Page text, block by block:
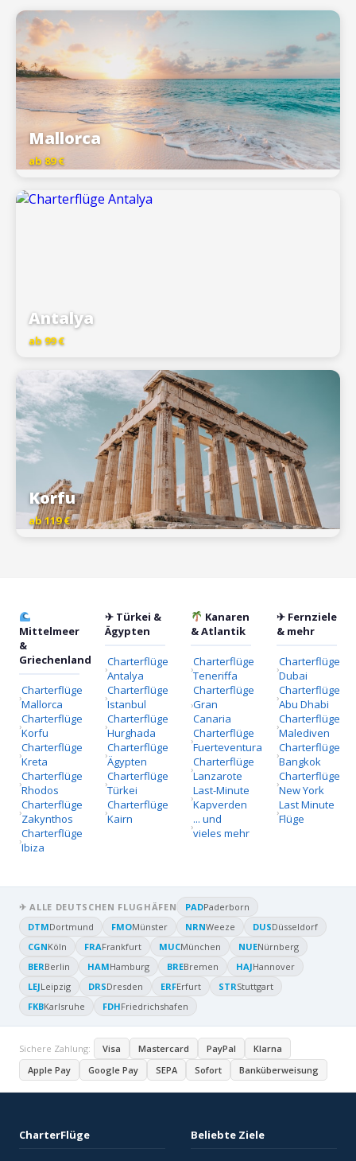
Mallorca
ab 89 €
Antalya
ab 99 €
Korfu
ab 119 €
Mittelmeer
&
Griechenland
Charterflüge
Mallorca
Charterflüge
Korfu
Charterflüge
Kreta
Charterflüge
Rhodos
Charterflüge
Zakynthos
Charterflüge
Ibiza
✈ Türkei &
Ägypten
Charterflüge
Antalya
Charterflüge
Istanbul
Charterflüge
Hurghada
Charterflüge
Ägypten
Charterflüge
Türkei
Charterflüge
Kairn
Kanaren
& Atlantik
Charterflüge
Teneriffa
Charterflüge
Gran
Canaria
Charterflüge
Fuerteventura
Charterflüge
Lanzarote
Last-Minute
Kapverden
... und
vieles mehr
✈ Fernziele
& mehr
Charterflüge
Dubai
Charterflüge
Abu Dhabi
Charterflüge
Malediven
Charterflüge
Bangkok
Charterflüge
New York
Last Minute
Flüge
✈ ALLE DEUTSCHEN FLUGHÄFEN PADPaderborn
DTMDortmund FMOMünster NRNWeeze DUSDüsseldorf
CGNKöln FRAFrankfurt MUCMünchen NUENürnberg
BERBerlin HAMHamburg BREBremen HAJHannover
LEJLeipzig DRSDresden ERFErfurt STRStuttgart
FKBKarlsruhe FDHFriedrichshafen
Sichere Zahlung: Visa Mastercard PayPal
Klarna
Apple Pay
Google Pay SEPA Sofort Banküberweisung
CharterFlüge Beliebte Ziele